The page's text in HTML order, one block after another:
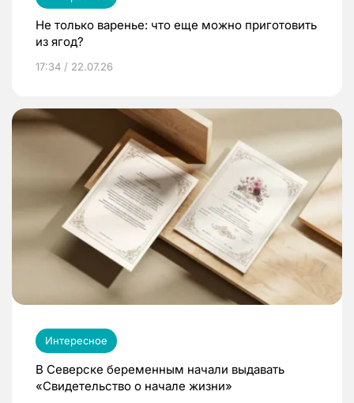
Не только варенье: что еще можно приготовить
из ягод?
17:34 / 22.07.26
Интересное
В Северске беременным начали выдавать
«Свидетельство о начале жизни»